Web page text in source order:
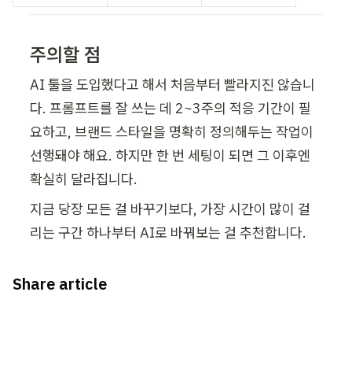
주의할 점
AI 툴을 도입했다고 해서 처음부터 빨라지진 않습니
다. 프롬프트를 잘 쓰는 데 2~3주의 적응 기간이 필
요하고, 브랜드 스타일을 명확히 정의해두는 작업이
선행돼야 해요. 하지만 한 번 세팅이 되면 그 이후엔
확실히 달라집니다.
지금 당장 모든 걸 바꾸기보다, 가장 시간이 많이 걸
리는 구간 하나부터 AI로 바꿔보는 걸 추천합니다.
Share article